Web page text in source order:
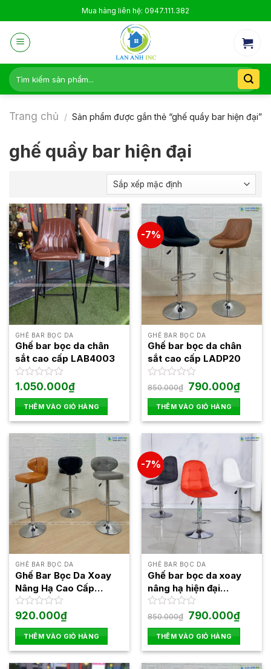
to
content
Mua hàng liên hệ: 0947.111.382
Tìm
kiếm:
Trang chủ / Sản phẩm được gắn thẻ “ghế quầy bar hiện đại”
ghế quầy bar hiện đại
GHẾ BAR BỌC DA
Ghế bar bọc da chân
sắt cao cấp LAB4003
Được
hạng
0
5
sao
1.050.000₫
THÊM VÀO GIỎ HÀNG
-7%
GHẾ BAR BỌC DA
Ghế bar bọc da chân
sắt cao cấp LADP20
Được
hạng
0
5
sao
850.000₫ Giá
gốc
là:
850.000₫.
790.000₫Giá
hiện
tại
là:
THÊM VÀO GIỎ HÀNG
GHẾ BAR BỌC DA
Ghế Bar Bọc Da Xoay
Nâng Hạ Cao Cấp
LADP31
Được
hạng
0
5
sao
920.000₫
THÊM VÀO GIỎ HÀNG
-7%
GHẾ BAR BỌC DA
Ghế bar bọc da xoay
nâng hạ hiện đại
LADP29
Được
hạng
0
5
sao
850.000₫ Giá
gốc
là:
850.000₫.
790.000₫Giá
hiện
tại
là:
THÊM VÀO GIỎ HÀNG